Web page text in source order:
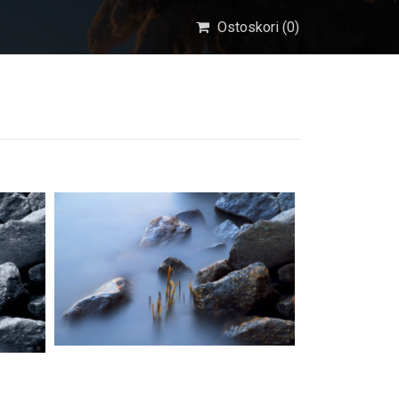
Ostoskori (0)